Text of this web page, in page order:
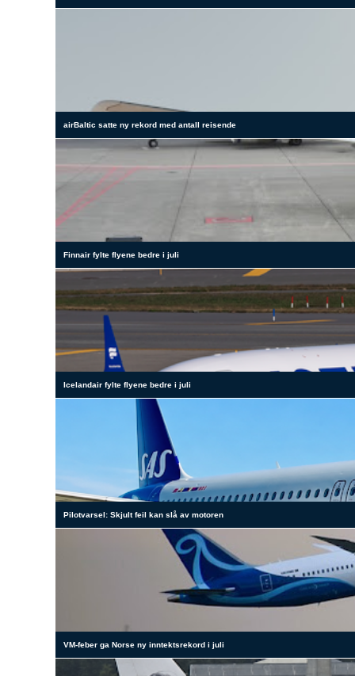
airBaltic satte ny rekord med antall reisende
Finnair fylte flyene bedre i juli
Icelandair fylte flyene bedre i juli
Pilotvarsel: Skjult feil kan slå av motoren
VM-feber ga Norse ny inntektsrekord i juli